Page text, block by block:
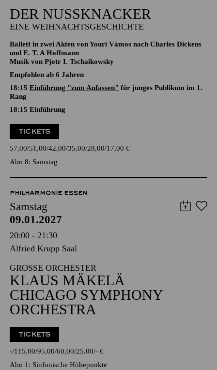
DER NUSSKNACKER
EINE WEIHNACHTSGESCHICHTE
Ballett in zwei Akten von Youri Vámos nach Charles Dickens
und E. T. A Hoffmann
Musik von Pjotr I. Tschaikowsky
Empfohlen ab 6 Jahren
18:15 Einführung "zum Anfassen" für junges Publikum im 1.
Rang
18:15 Einführung
TICKETS
57,00 51,00 42,00 35,00 28,00 17,00 €
Abo 8: Samstag
PHILHARMONIE ESSEN
Samstag
09.01.2027
20:00 - 21:30
Alfried Krupp Saal
GROSSE ORCHESTER
KLAUS MÄKELÄ
CHICAGO SYMPHONY
ORCHESTRA
TICKETS
- 115,00 95,00 60,00 25,00 - €
Abo 1: Sinfonische Höhepunkte